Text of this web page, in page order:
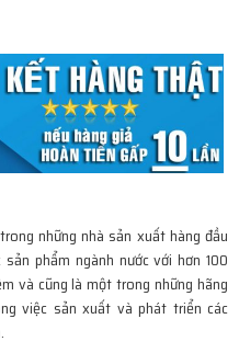
những nhà sản xuất hàng đầu
phẩm ngành nước với hơn 100
và cũng là một trong những hãng
việc sản xuất và phát triển các